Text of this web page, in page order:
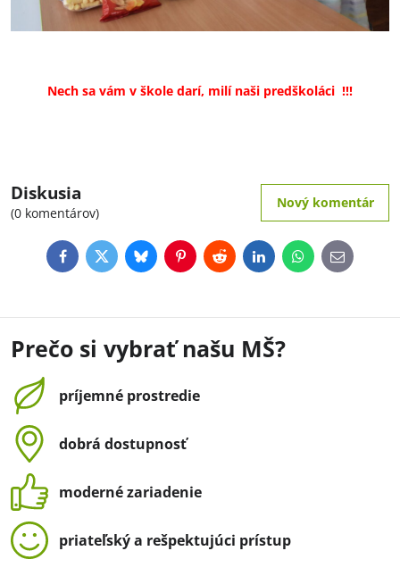
Nech sa vám v škole darí, milí naši predškoláci !!!
Diskusia
(0 komentárov)
Nový komentár
FacebookTwitterBlueskyPinterestRedditLinkedInWhatsApp
E-
mail
Prečo si vybrať našu MŠ?
príjemné prostredie
dobrá dostupnosť
moderné zariadenie
priateľský a rešpektujúci prístup